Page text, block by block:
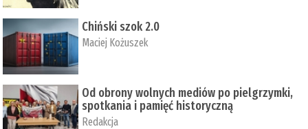
Chiński szok 2.0
Maciej Kożuszek
Od obrony wolnych mediów po pielgrzymki,
spotkania i pamięć historyczną
Redakcja